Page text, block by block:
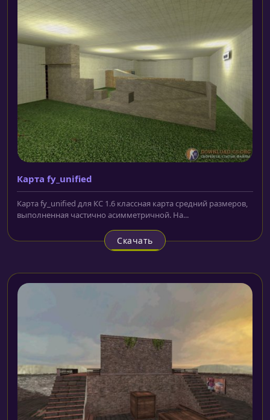
Карта fy_unified
Карта fy_unified для КС 1.6 классная карта средний размеров,
выполненная частично асимметричной. На...
Скачать